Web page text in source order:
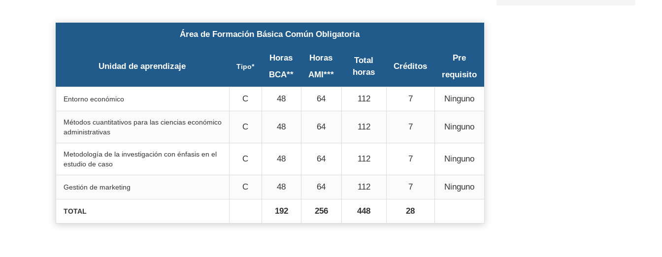
Área de Formación Básica Común Obligatoria
Unidad de aprendizaje Tipo*
Horas
BCA**
Horas
AMI***
Total
horas
Créditos
Pre
requisito
Entorno económico C 48 64 112 7 Ninguno
Métodos cuantitativos para las ciencias económico
administrativas
C 48 64 112 7 Ninguno
Metodología de la investigación con énfasis en el
estudio de caso
C 48 64 112 7 Ninguno
Gestión de marketing C 48 64 112 7 Ninguno
TOTAL 192 256 448 28